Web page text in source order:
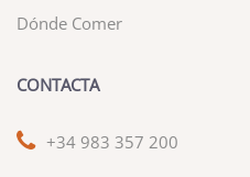
Dónde Comer
CONTACTA
+34 983 357 200